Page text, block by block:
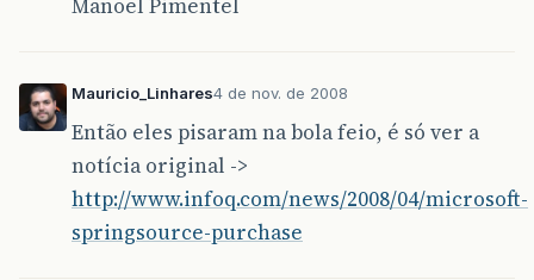
Manoel Pimentel
Mauricio_Linhares4 de nov. de 2008
Então eles pisaram na bola feio, é só ver a
notícia original ->
http://www.infoq.com/news/2008/04/microsoft-
springsource-purchase